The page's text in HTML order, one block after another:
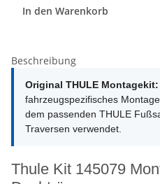
In den Warenkorb
Beschreibung
Original THULE Montagekit:
fahrzeugspezifisches
dem passenden THULE
Traversen verwendet.
Thule Kit 145079